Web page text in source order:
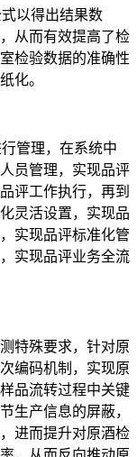
以得出结果数
从而有效提高了检
检验数据的准确性
化。
管理，在系统中
员管理，实现品评
评工作执行，再到
灵活设置，实现品
实现品评标准化管
实现品评业务全流
特殊要求，针对原
编码机制，实现原
品流转过程中关键
生产信息的屏蔽，
进而提升对原酒检